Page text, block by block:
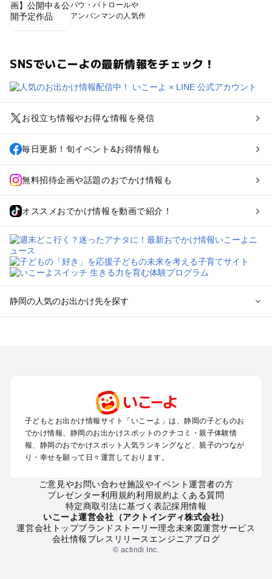
パウ・パトロールや
アンパンマンの人気作
SNSでいこーよの最新情報をチェック！
お役立ち情報やお得な情報を発信
毎日更新！旬イベント&お得情報も
無料招待企画や話題のおでかけ情報も
オススメおでかけ情報を動画で紹介！
静岡の人気のお出かけ先を探す
小田原・熱海・湯河原・真鶴のプールお出かけ
中伊豆・西伊豆・南伊豆のプールお出かけ
静岡・清水のプールお出かけ
三島・沼津のプールお出かけ
掛川・磐田・袋井のプールお出かけ
大井川・寸又峡・川根のプールお出かけ
静岡の定番お出かけスポット
静岡の遊園地
静岡の動物園
子どもとお出かけ情報サイト「いこーよ」は、静岡の子どものお
でかけ情報、静岡のお出かけスポットのクチコミ・親子体験情
報、静岡のおでかけスポット人気ランキングなど、親子のつなが
り・幸せを願って日々運営しております。
ご意見やお問い合わせ施設やイベント運営者の方
プレゼンター利用規約利用規約よくある質問
特定商取引法に基づく表記採用情報
いこーよ運営会社（アクトインディ株式会社）
運営会社トップブランドストーリー理念未来図運営サービス
会社情報プレスリリース エンジニアブログ
© actindi Inc.